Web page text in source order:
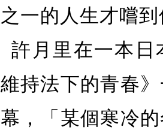
之一的人生才嚐
許月里在一本
維持法下的青春
幕，「某個寒冷